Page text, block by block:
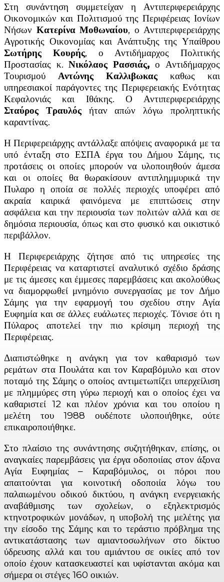
Στη συνάντηση συμμετείχαν η Αντιπεριφερειάρχης
Οικονομικών και Πολιτισμού της Περιφέρειας Ιονίων
Νήσων Κατερίνα Μοθωναίου, ο Αντιπεριφερειάρχης
Αγροτικής Οικονομίας και Ανάπτυξης της Υπαίθρου
Σωτήρης Κουρής, ο Αντιδήμαρχος Πολιτικής
Προστασίας κ.Νικόλαος Ρασσιάς,ο Αντιδήμαρχος
Τουρισμού Αντώνης Καλλιβωκας καθως και
υπηρεσιακοί παράγοντες της Περιφερειακής Ενότητας
Κεφαλονιάς και Ιθάκης. Ο Αντιπεριφερειάρχης
Σταύρος Τραυλόςήταν απών λόγω προληπτικής
καραντίνας.
Η Περιφερειάρχης αντάλλαξε απόψεις αναφορικά με τα
υπό ένταξη στο ΕΣΠΑ έργα του Δήμου Σάμης, τις
προτάσεις οι οποίες μπορούν να υλοποιηθούν άμεσα
και οι οποίες θα θωρακίσουν αντιπλημμυρικά την
Πυλαρο η οποία σε πολλές περιοχές υποφέρει από
ακραία καιρικά φαινόμενα με επιπτώσεις στην
ασφάλεια και την περιουσία των πολιτών αλλά και σε
δημόσια περιουσία, όπως και στο φυσικό και οικιστικό
περιβάλλον.
Η Περιφερειάρχης ζήτησε από τις υπηρεσίες της
Περιφέρειας να καταρτιστεί αναλυτικό σχέδιο δράσης
με τις άμεσες και έμμεσες παρεμβάσεις και ακολούθως
να διαμορφωθεί μνημόνιο συνεργασίας με τον Δήμο
Σάμης για την εφαρμογή του σχεδίου στην Αγία
Ευφημία και σε άλλες ευάλωτες περιοχές. Τόνισε ότι η
Πύλαρος αποτελεί την πιο κρίσιμη περιοχή της
Περιφέρειας.
Διαπιστώθηκε η ανάγκη για τον καθαρισμό των
ρεμάτων στα Πουλάτα και τον Καραβόμυλο και στον
ποταμό της Σάμης ο οποίος αντιμετωπίζει υπερχείλιση
με πλημμύρες στη γύρω περιοχή και ο οποίος έχει να
καθαριστεί 12 και πλέον χρόνια και του οποίου η
μελέτη του 1988 ουδέποτε υλοποιήθηκε, ούτε
επικαιροποιήθηκε.
Στο πλαίσιο της συνάντησης συζητήθηκαν, επίσης, οι
αναγκαίες παρεμβάσεις για έργα οδοποιίας στον άξονα
Αγία Ευφημίας – Καραβόμυλος, οι πόροι που
απαιτούνται για κοινοτική οδοποιία λόγω του
παλαιωμένου οδικού δικτύου, η ανάγκη ενεργειακής
αναβάθμισης των σχολείων, ο εξηλεκτρισμός
κτηνοτροφικών μονάδων, η υποβολή της μελέτης για
την είσοδο της Σάμης και το τεράστιο πρόβλημα της
αντικατάστασης των αμιαντοσωλήνων στο δίκτυο
ύδρευσης αλλά και του αμιάντου σε οικίες από τον
οποίο έχουν κατασκευαστεί και υφίστανται ακόμα και
σήμερα οι στέγες 160 οικιών.